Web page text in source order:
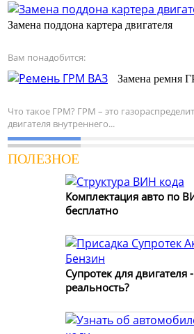
Замена поддона картера двигателя
Вам понадобится:
Замена ремня
Что такое ГРМ? ГРМ – это
двигателя внутреннего...
ПОЛЕЗНОЕ
Комплектация авто по
бесплатно
Супротек для
реальность?